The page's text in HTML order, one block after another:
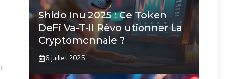
!
Shido Inu 2025 : Ce Token
DeFi Va-T-Il Révolutionner La
Cryptomonnaie ?
6 juillet 2025